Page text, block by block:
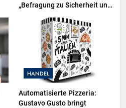
„Befragung zu Sicherheit und
(SKiD) 2026“
HANDEL
Automatisierte Pizzeria:
Gustavo Gusto bringt